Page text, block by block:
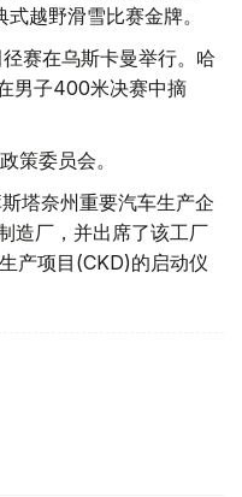
越野滑雪比赛金牌。
赛在乌斯卡曼举行。哈
男子400米决赛中摘
策委员会。
塔奈州重要汽车生产企
厂，并出席了该工厂
产项目(CKD)的启动仪